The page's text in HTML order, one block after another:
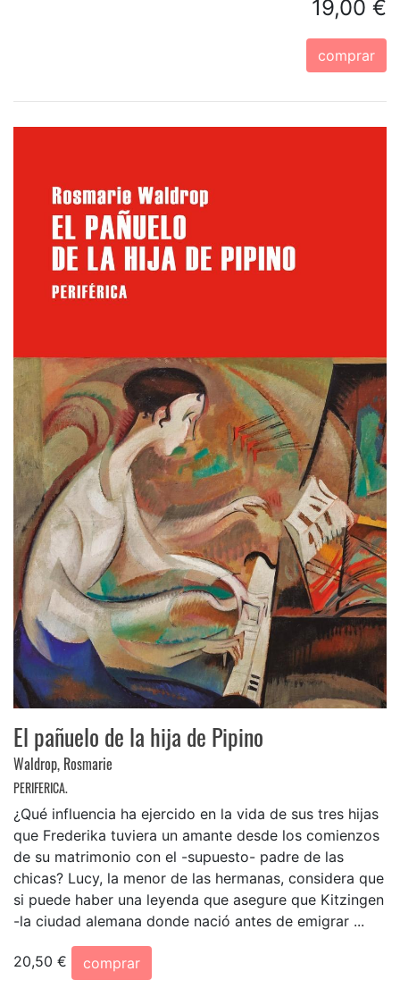
19,00 €
comprar
El pañuelo de la hija de Pipino
Waldrop, Rosmarie
PERIFERICA.
¿Qué influencia ha ejercido en la vida de sus tres hijas
que Frederika tuviera un amante desde los comienzos
de su matrimonio con el -supuesto- padre de las
chicas? Lucy, la menor de las hermanas, considera que
si puede haber una leyenda que asegure que Kitzingen
-la ciudad alemana donde nació antes de emigrar ...
20,50 €
comprar